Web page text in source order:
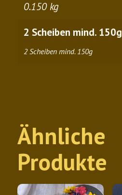
0.150 kg
2 Scheiben mind. 150g
2 Scheiben mind. 150g
Ähnliche
Produkte